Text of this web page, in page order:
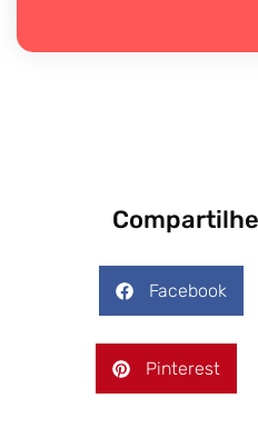
Facebook
Pinterest